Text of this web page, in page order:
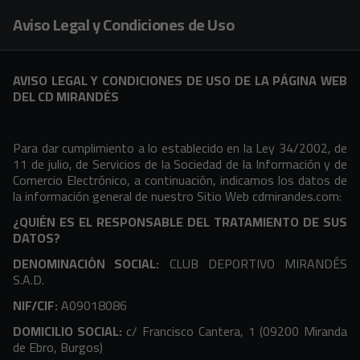
Aviso Legal y Condiciones de Uso
AVISO LEGAL Y CONDICIONES DE USO DE LA PÁGINA WEB
DEL CD MIRANDÉS
Para dar cumplimiento a lo establecido en la Ley 34/2002, de
11 de julio, de Servicios de la Sociedad de la Información y de
Comercio Electrónico, a continuación, indicamos los datos de
la información general de nuestro Sitio Web cdmirandes.com:
¿QUIÉN ES EL RESPONSABLE DEL TRATAMIENTO DE SUS
DATOS?
DENOMINACIÓN SOCIAL: CLUB DEPORTIVO MIRANDÉS
S.A.D.
NIF/CIF:A09018086
DOMICILIO SOCIAL: c/ Francisco Cantera, 1 (09200 Miranda
de Ebro, Burgos)